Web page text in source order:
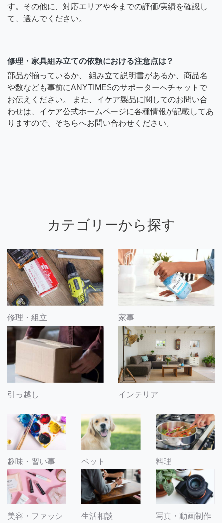
す。その他に、対応エリアや今までの評価/実績を確認し
て、選んでください。
修理・家具組み立ての依頼における注意点は？
部品が揃っているか、 組み立て説明書があるか、商品名
や数なども事前にANYTIMESのサポーターへチャットで
お伝えください。 また、イケア製品に関してのお問い合
わせは、イケア公式ホームページに各種情報が記載してあ
りますので、そちらへお問い合わせください。
カテゴリーから探す
修理・組立 家事
引っ越し インテリア
趣味・習い事 ペット 料理
美容・ファッシ 生活相談 写真・動画制作